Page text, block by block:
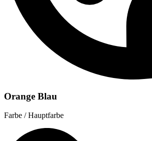
Orange Blau
Farbe / Hauptfarbe